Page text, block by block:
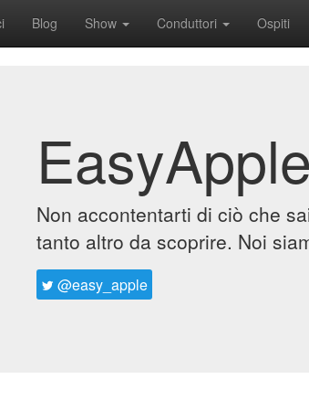
Blog Show Conduttori Ospiti
EasyApple
Non accontentarti di ciò che
tanto altro da scoprire. Noi
@easy_apple